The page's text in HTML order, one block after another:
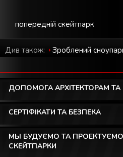
попередній скейтпарк
Див також: Зроблений
ДОПОМОГА АРХІТЕКТОРАМ
СЕРТІФІКАТИ ТА БЕЗПЕКА
МЫ БУДУЄМО ТА ПРОЕКТУЄМО
СКЕЙТПАРКИ